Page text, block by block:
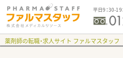
平日9：30-19
薬剤師の転職・求人サイト ファルマスタッフ